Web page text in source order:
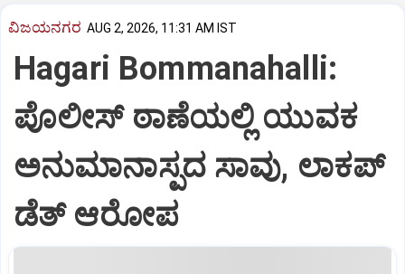
ವಿಜಯನಗರ AUG 2, 2026, 11:31 AM IST
Hagari Bommanahalli:
ಪೊಲೀಸ್ ಠಾಣೆಯಲ್ಲಿ ಯುವಕ
ಅನುಮಾನಾಸ್ಪದ ಸಾವು, ಲಾಕಪ್
ಡೆತ್ ಆರೋಪ